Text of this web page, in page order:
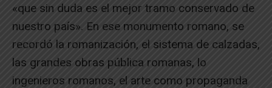
«que sin duda es el mejor tramo conservado de
nuestro país». En ese monumento romano, se
recordó la romanización, el sistema de calzadas,
las grandes obras pública romanas, lo
ingenieros romanos, el arte como propaganda